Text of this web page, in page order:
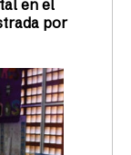
en el
por